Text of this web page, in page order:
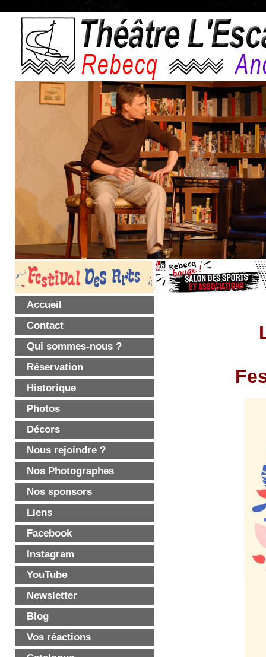
Accueil
Contact
Qui sommes-nous ?
Réservation
Historique
Photos
Décors
Nous rejoindre ?
Nos Photographes
Nos sponsors
Liens
Facebook
Instagram
YouTube
Newsletter
Blog
Vos réactions